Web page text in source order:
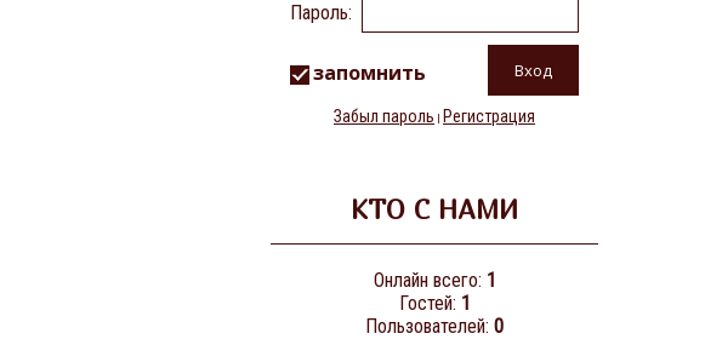
Пароль:
запомнить
Забыл пароль | Регистрация
КТО С НАМИ
Онлайн всего: 1
Гостей: 1
Пользователей: 0